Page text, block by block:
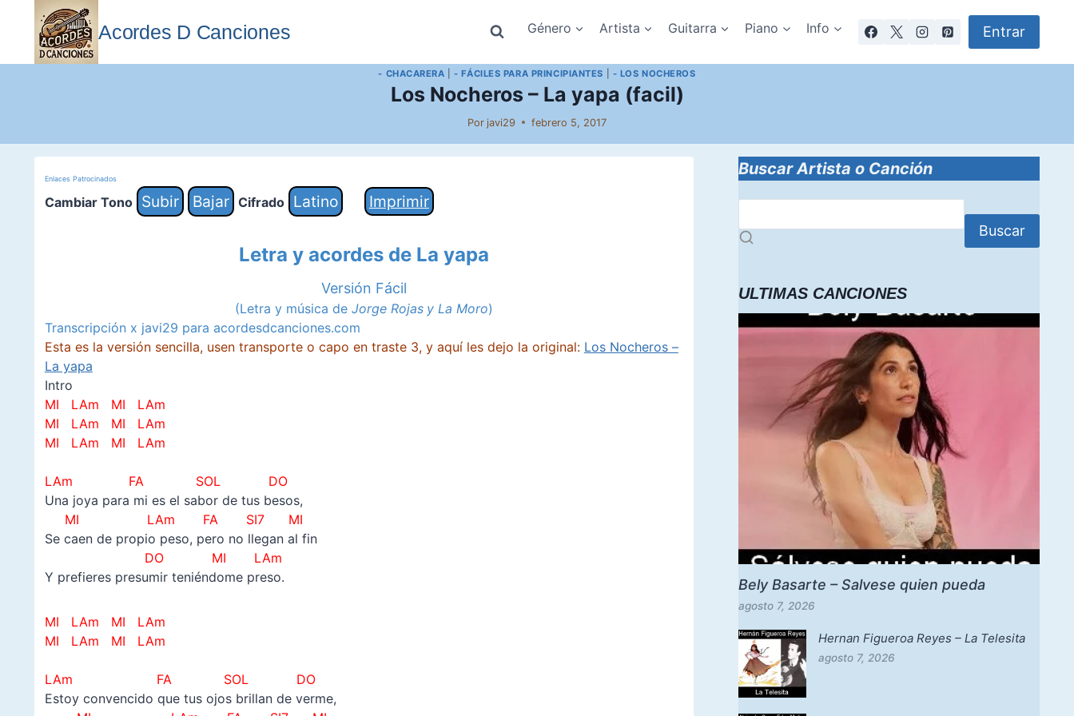
contenido
Acordes D Canciones Género Artista Guitarra Piano Info Entrar
- CHACARERA |- FÁCILES PARA PRINCIPIANTES - LOS NOCHEROS
Los Nocheros – La yapa (facil)
Por javi29 febrero 5, 2017
Enlaces Patrocinados
Cambiar Tono Subir Bajar Cifrado Latino Imprimir
Letra y acordes de La yapa
Versión Fácil
(Letra y música de Jorge Rojas y La Moro)
Transcripción x javi29 para acordesdcanciones.com
Esta es la versión sencilla, usen transporte o capo en traste 3, y aquí les dejo la original: Los Nocheros –
La yapa
Intro
MI LAm MI LAm
MI LAm MI LAm
MI LAm MI LAm
LAm FA SOL DO
Una joya para mi es el sabor de tus besos,
MI LAm FA SI7 MI
Se caen de propio peso, pero no llegan al fin
DO MI LAm
Y prefieres presumir teniéndome preso.
MI LAm MI LAm
MI LAm MI LAm
LAm FA SOL DO
Estoy convencido que tus ojos brillan de verme,
Buscar Artista o Canción
Buscar
ULTIMAS CANCIONES
Bely Basarte – Salvese quien pueda
agosto 7, 2026
Hernan Figueroa Reyes – La Telesita
agosto 7, 2026